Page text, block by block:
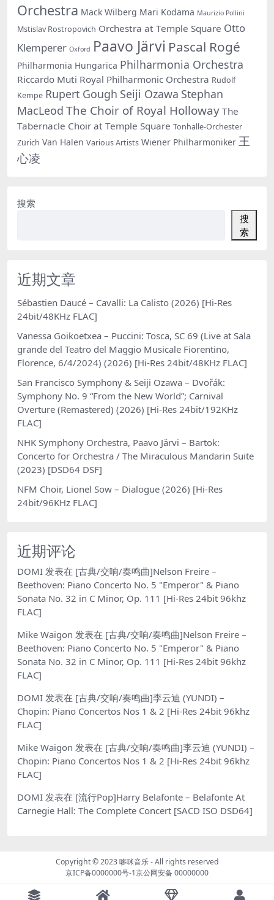
Orchestra Mack Wilberg Mari Kodama Maurizio Pollini
Mstislav Rostropovich Orchestra at Temple Square Otto
Klemperer Oxford Paavo Järvi Pascal Rogé
Philharmonia Hungarica Philharmonia Orchestra
Riccardo Muti Royal Philharmonic Orchestra Rudolf
Kempe Rupert Gough Seiji Ozawa Stephan
MacLeod The Choir of Royal Holloway The
Tabernacle Choir at Temple Square Tonhalle-Orchester
Zürich Van Halen Various Artists Wiener Philharmoniker 王
心凌
搜索
搜
索
近期文章
Sébastien Daucé – Cavalli: La Calisto (2026) [Hi-Res
24bit/48KHz FLAC]
Vanessa Goikoetxea – Puccini: Tosca, SC 69 (Live at Sala
grande del Teatro del Maggio Musicale Fiorentino,
Florence, 6/4/2024) (2026) [Hi-Res 24bit/48KHz FLAC]
San Francisco Symphony & Seiji Ozawa – Dvořák:
Symphony No. 9 “From the New World”; Carnival
Overture (Remastered) (2026) [Hi-Res 24bit/192KHz
FLAC]
NHK Symphony Orchestra, Paavo Järvi – Bartok:
Concerto for Orchestra / The Miraculous Mandarin Suite
(2023) [DSD64 DSF]
NFM Choir, Lionel Sow – Dialogue (2026) [Hi-Res
24bit/96KHz FLAC]
近期评论
DOMI 发表在 [古典/交响/奏鸣曲]Nelson Freire –
Beethoven: Piano Concerto No. 5 "Emperor" & Piano
Sonata No. 32 in C Minor, Op. 111 [Hi-Res 24bit 96khz
FLAC]
Mike Waigon 发表在 [古典/交响/奏鸣曲]Nelson Freire –
Beethoven: Piano Concerto No. 5 "Emperor" & Piano
Sonata No. 32 in C Minor, Op. 111 [Hi-Res 24bit 96khz
FLAC]
DOMI 发表在 [古典/交响/奏鸣曲]李云迪 (YUNDI) –
Chopin: Piano Concertos Nos 1 & 2 [Hi-Res 24bit 96khz
FLAC]
Mike Waigon 发表在 [古典/交响/奏鸣曲]李云迪 (YUNDI) –
Chopin: Piano Concertos Nos 1 & 2 [Hi-Res 24bit 96khz
FLAC]
DOMI 发表在 [流行Pop]Harry Belafonte – Belafonte At
Carnegie Hall: The Complete Concert [SACD ISO DSD64]
Copyright © 2023哆咪音乐- All rights reserved
京ICP备0000000号-1京公网安备 00000000